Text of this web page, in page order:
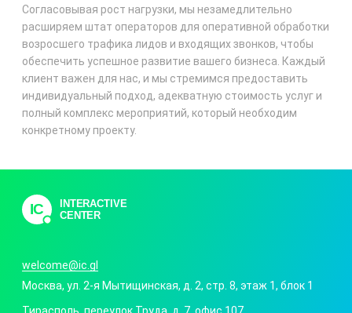
Согласовывая рост нагрузки, мы незамедлительно
расширяем штат операторов для оперативной обработки
возросшего трафика лидов и входящих звонков, чтобы
обеспечить успешное развитие вашего бизнеса. Каждый
клиент важен для нас, и мы стремимся предоставить
индивидуальный подход, адекватную стоимость услуг и
полный комплекс мероприятий, который необходим
конкретному проекту.
IC
INTERACTIVE
CENTER
welcome@ic.gl
Москва, ул. 2-я Мытищинская, д. 2, стр. 8, этаж 1, блок 1